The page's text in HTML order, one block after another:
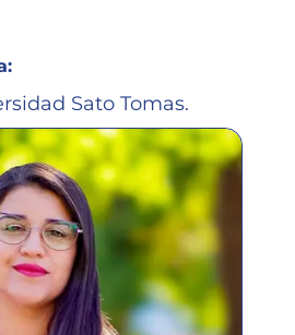
Sato Tomas.